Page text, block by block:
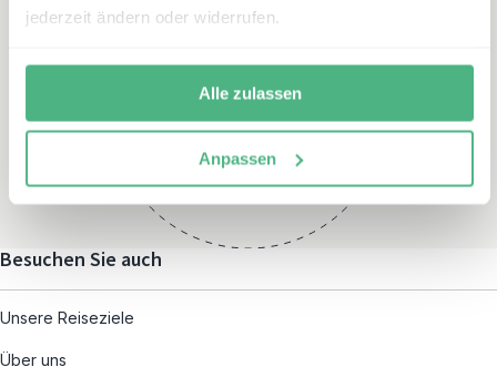
jederzeit ändern oder widerrufen.
Alle zulassen
Anpassen
Montag – Freitag:
und nach individueller
Terminvereinbarung
Besuchen Sie auch
Unsere Reiseziele
Über uns